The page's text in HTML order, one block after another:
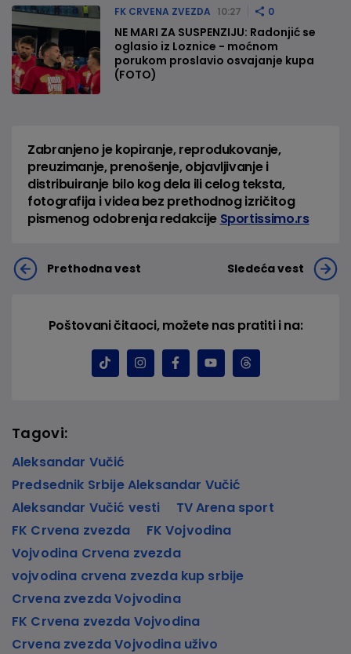
FK CRVENA ZVEZDA 10:27 0
NE MARI ZA SUSPENZIJU: Radonjić se
oglasio iz Loznice - moćnom
porukom proslavio osvajanje kupa
(FOTO)
Zabranjeno je kopiranje, reprodukovanje,
preuzimanje, prenošenje, objavljivanje i
distribuiranje bilo kog dela ili celog teksta,
fotografija i videa bez prethodnog izričitog
pismenog odobrenja redakcije Sportissimo.rs
Prethodna vest Sledeća vest
Poštovani čitaoci, možete nas pratiti i na:
Tagovi:
Aleksandar Vučić
Predsednik Srbije Aleksandar Vučić
Aleksandar Vučić vesti
TV Arena sport
FK Crvena zvezda
FK Vojvodina
Vojvodina Crvena zvezda
vojvodina crvena zvezda kup srbije
Crvena zvezda Vojvodina
FK Crvena zvezda Vojvodina
Crvena zvezda Vojvodina uživo